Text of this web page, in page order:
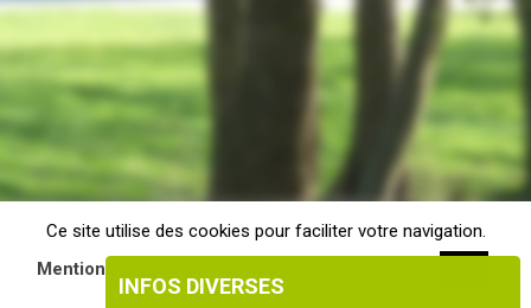
Ce site utilise des cookies pour faciliter votre navigation.
Mentions légales & Politique de confidentialité
INFOS DIVERSES